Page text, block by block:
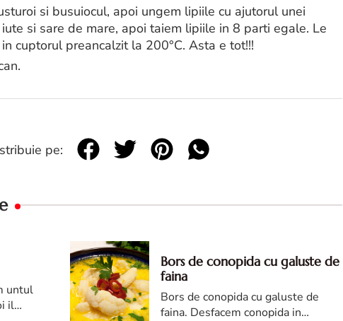
si busuiocul, apoi ungem lipiile cu ajutorul unei
si sare de mare, apoi taiem lipiile in 8 parti egale. Le
cuptorul preancalzit la 200°C. Asta e tot!!!
pe:
untul
il
Bors de conopida cu galuste de
faina
Bors de conopida cu galuste de
faina. Desfacem conopida in